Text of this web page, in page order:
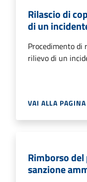
Rilascio di
di un
Procedimento di
rilievo di un
VAI ALLA PAGINA
Rimborso
sanzione